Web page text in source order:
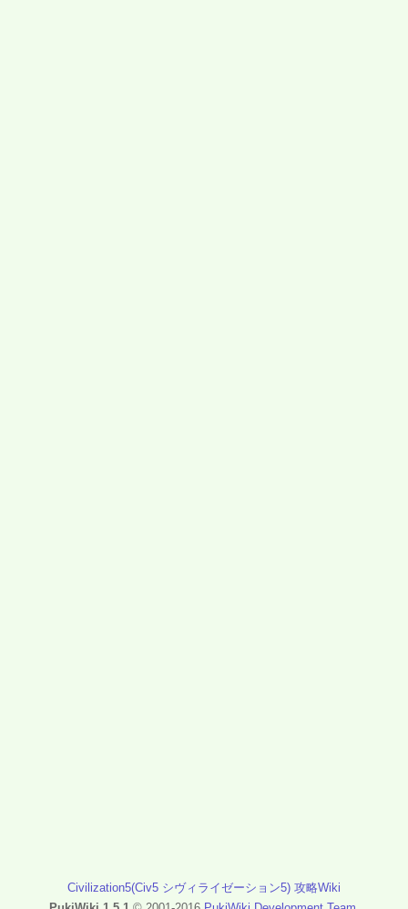
Civilization5(Civ5 シヴィライゼーション5) 攻略Wiki